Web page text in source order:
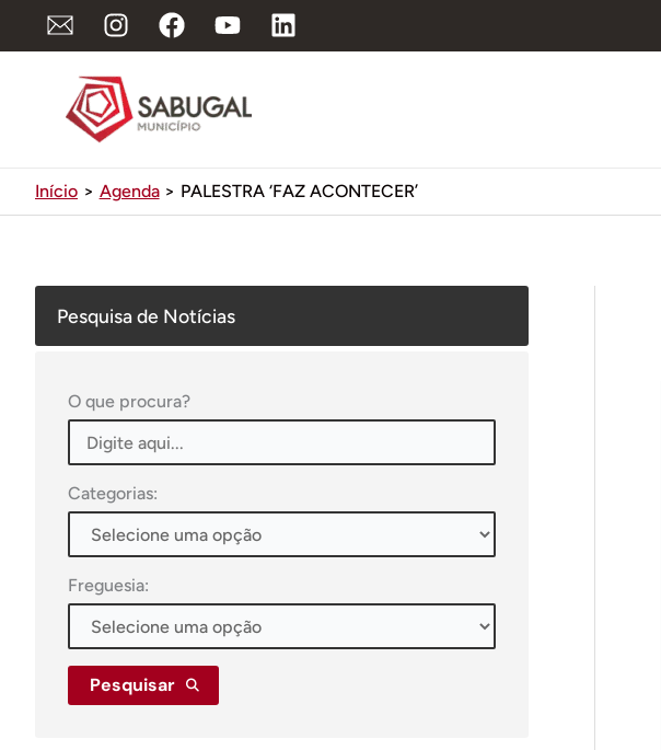
Início Agenda PALESTRA ‘FAZ ACONTECER’
Pesquisa de Notícias
O que procura?
Categorias:
Freguesia:
Pesquisar